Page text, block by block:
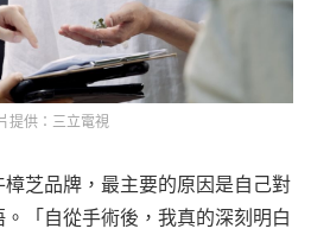
提供：三立電視
芝品牌，最主要的原因是自己對
。「自從手術後，我真的深刻明白